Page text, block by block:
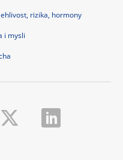
rizika, hormony
i mysli